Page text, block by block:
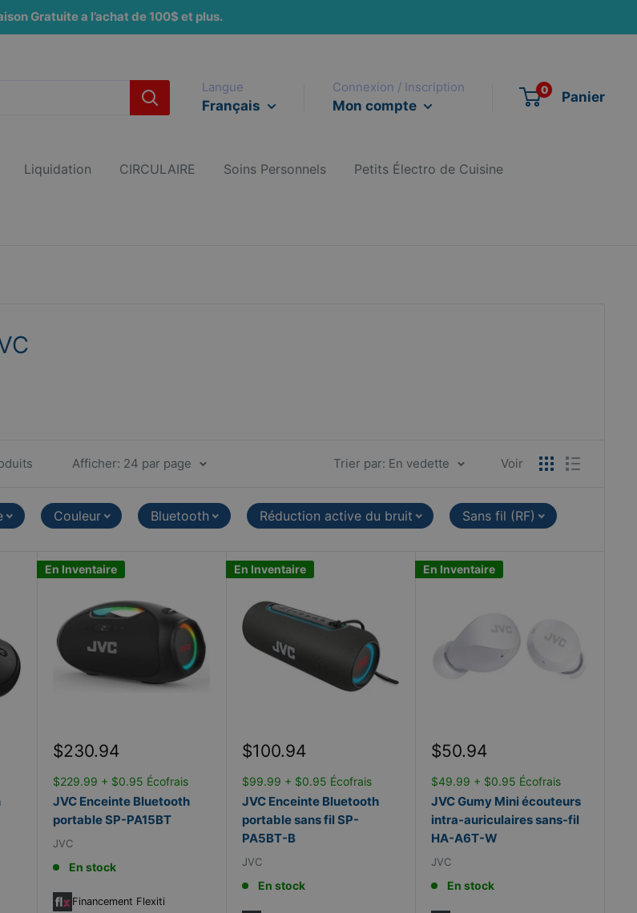
Gratuite a l’achat de 100$ et plus.
Langue
Français
Connexion / Inscription
Mon compte
0 Panier
Liquidation CIRCULAIRE Soins Personnels Petits Électro de Cuisine
Afficher: 24 par page Trier par: En vedette Voir
Couleur Bluetooth Réduction active du bruit Sans fil (RF)
En Inventaire
Prix
$230.94
$229.99 + $0.95 Écofrais
JVC Enceinte Bluetooth
portable SP-PA15BT
JVC
En stock
Financement Flexiti
En Inventaire
Prix
$100.94
$99.99 + $0.95 Écofrais
JVC Enceinte Bluetooth
portable sans fil SP-
PA5BT-B
JVC
En stock
En Inventaire
Prix
$50.94
$49.99 + $0.95 Écofrais
JVC Gumy Mini écouteurs
intra-auriculaires sans-fil
HA-A6T-W
JVC
En stock